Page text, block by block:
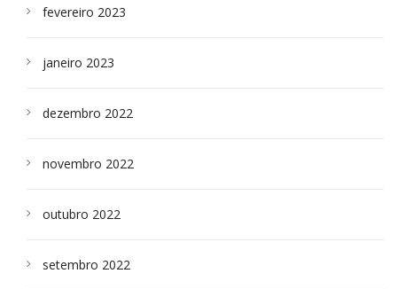
fevereiro 2023
janeiro 2023
dezembro 2022
novembro 2022
outubro 2022
setembro 2022